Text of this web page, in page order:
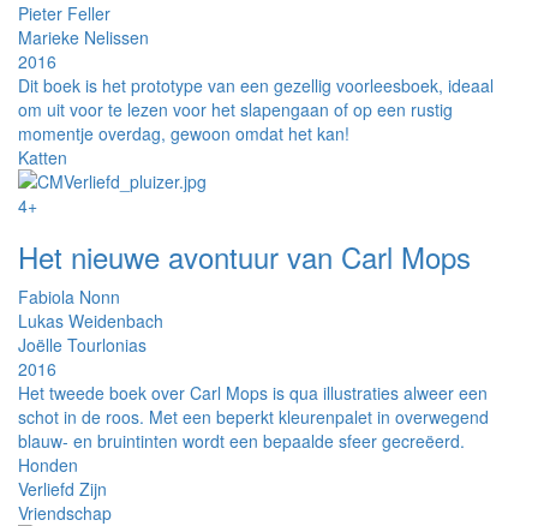
Pieter Feller
Marieke Nelissen
2016
Dit boek is het prototype van een gezellig voorleesboek, ideaal
om uit voor te lezen voor het slapengaan of op een rustig
momentje overdag, gewoon omdat het kan!
Katten
4+
Het nieuwe avontuur van Carl Mops
Fabiola Nonn
Lukas Weidenbach
Joëlle Tourlonias
2016
Het tweede boek over Carl Mops is qua illustraties alweer een
schot in de roos. Met een beperkt kleurenpalet in overwegend
blauw- en bruintinten wordt een bepaalde sfeer gecreëerd.
Honden
Verliefd Zijn
Vriendschap